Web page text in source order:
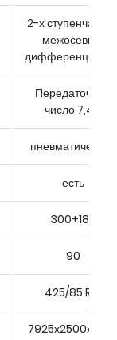
2-х ступенчатая
межосевым
Передаточное
число 7,49
пневматический
есть
300+180
90
425/85 R21